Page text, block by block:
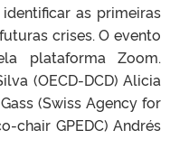
as primeiras
crises. O evento
plataforma Zoom.
(OECD-DCD) Alicia
(Swiss Agency for
chair GPEDC) Andrés